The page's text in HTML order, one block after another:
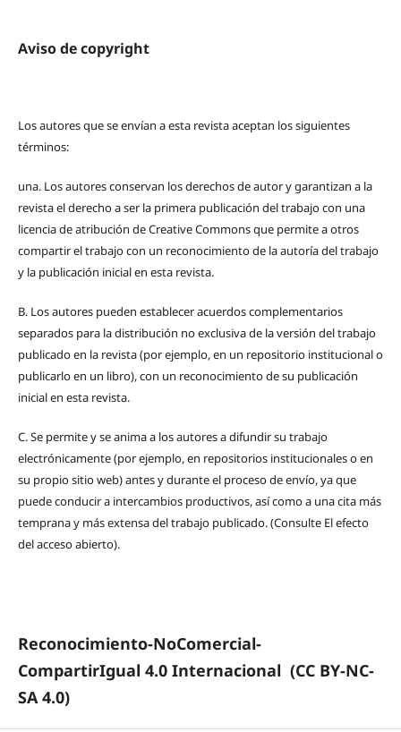
Aviso de copyright
Los autores que se envían a esta revista aceptan los siguientes
términos:
una. Los autores conservan los derechos de autor y garantizan a la
revista el derecho a ser la primera publicación del trabajo con una
licencia de atribución de Creative Commons que permite a otros
compartir el trabajo con un reconocimiento de la autoría del trabajo
y la publicación inicial en esta revista.
B. Los autores pueden establecer acuerdos complementarios
separados para la distribución no exclusiva de la versión del trabajo
publicado en la revista (por ejemplo, en un repositorio institucional o
publicarlo en un libro), con un reconocimiento de su publicación
inicial en esta revista.
C.Se permite y se anima a los autores a difundir su trabajo
electrónicamente (por ejemplo, en repositorios institucionales o en
su propio sitio web) antes y durante el proceso de envío, ya que
puede conducir a intercambios productivos, así como a una cita más
temprana y más extensa del trabajo publicado. (Consulte El efecto
del acceso abierto).
Reconocimiento-NoComercial-
CompartirIgual 4.0 Internacional (CC BY-NC-
SA 4.0)